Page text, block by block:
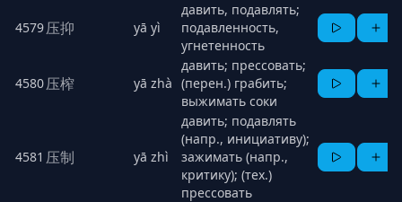
4579压抑 yā yì
давить, подавлять;
подавленность,
угнетенность
4580压榨 yā zhà
давить; прессовать;
(перен.) грабить;
выжимать соки
4581 压制 yā zhì
давить; подавлять
(напр., инициативу);
зажимать (напр.,
критику); (тех.)
прессовать